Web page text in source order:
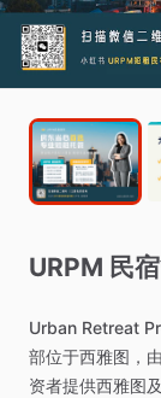
URPM 民
Urban Retreat
部位于西雅图，
资者提供西雅图